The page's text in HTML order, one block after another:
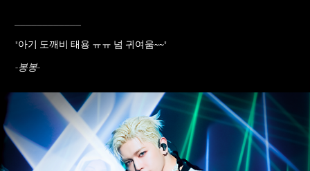
"아기 도깨비 태용 ㅠㅠ 넘 귀여움~~"
-봉봉-